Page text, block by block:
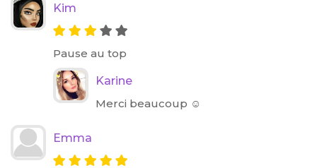
Kim
Pause au top
Karine
Merci beaucoup ☺️
Emma